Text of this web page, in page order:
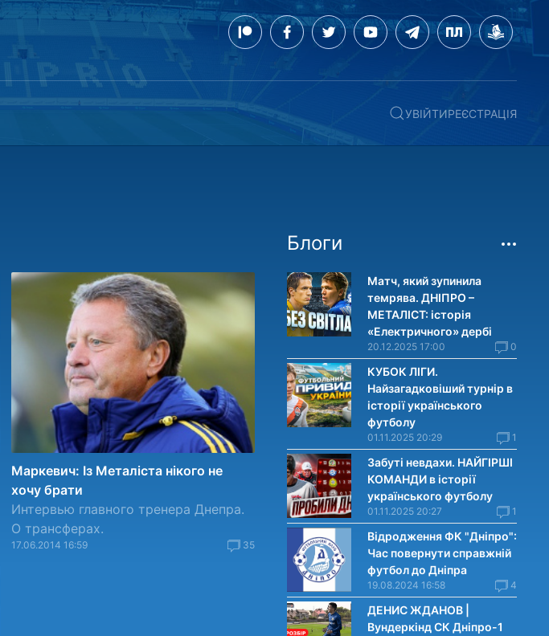
УВІЙТИРЕЄСТРАЦІЯ
Маркевич: Із Металіста нікого не
хочу брати
Интервью главного тренера Днепра.
О трансферах.
17.06.2014 16:59 35
Блоги
Матч, який зупинила
темрява. ДНІПРО –
МЕТАЛІСТ: історія
«Електричного» дербі
20.12.2025 17:00 0
КУБОК ЛІГИ.
Найзагадковіший турнір в
історії українського
футболу
01.11.2025 20:29 1
Забуті невдахи. НАЙГІРШІ
КОМАНДИ в історії
українського футболу
01.11.2025 20:27 1
Відродження ФК "Дніпро":
Час повернути справжній
футбол до Дніпра
19.08.2024 16:58 4
ДЕНИС ЖДАНОВ |
Вундеркінд СК Дніпро-1